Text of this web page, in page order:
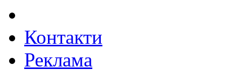
Контакти
Реклама